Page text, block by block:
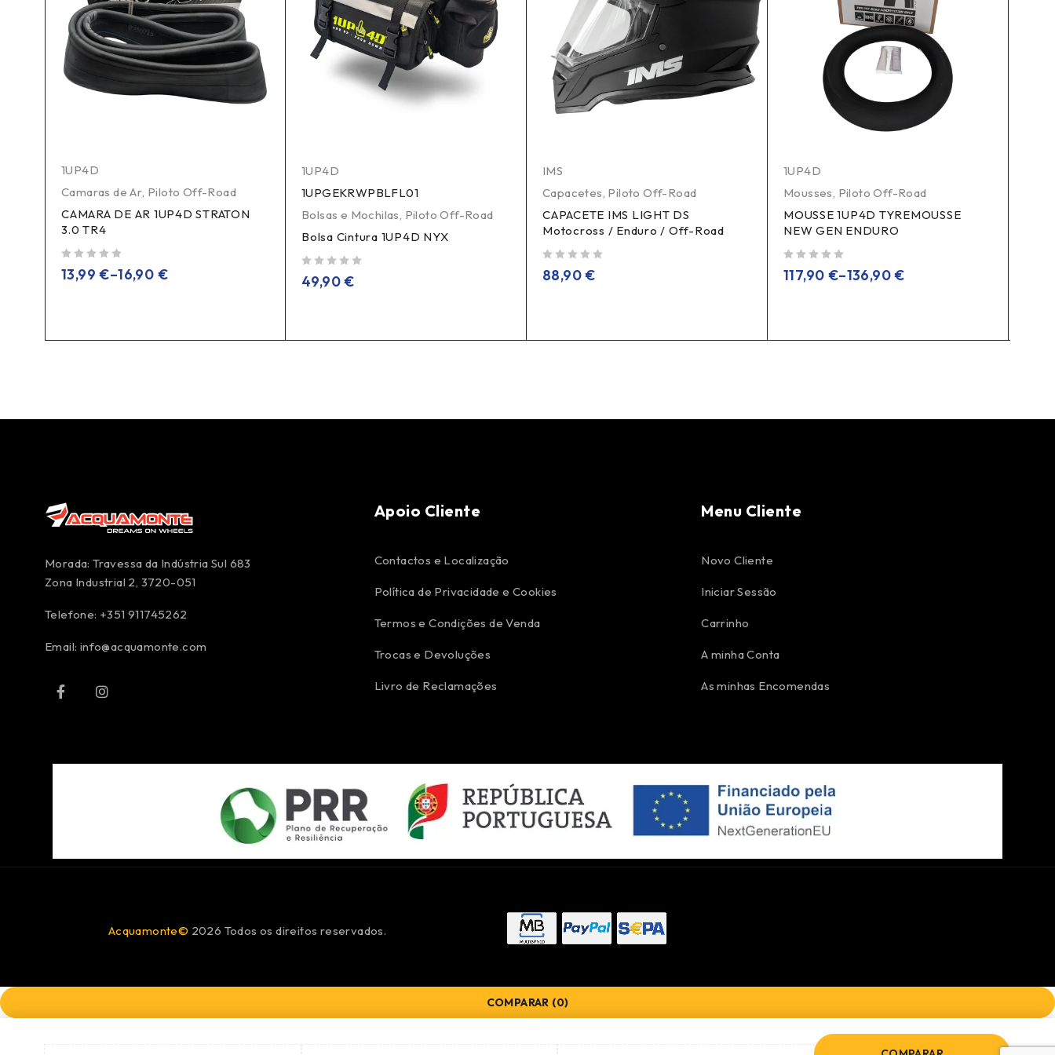
1UP4D
Camaras de Ar, Piloto Off-Road
CAMARA DE AR 1UP4D STRATON
3.0 TR4
13,99€–16,90 €
1UP4D
1UPGEKRWPBLFL01
Bolsas e Mochilas, Piloto Off-Road
Bolsa Cintura 1UP4D NYX
49,90€
IMS
Capacetes, Piloto Off-Road
CAPACETE IMS LIGHT DS
Motocross / Enduro / Off-Road
88,90€
1UP4D
Mousses, Piloto Off-Road
MOUSSE 1UP4D TYREMOUSSE
NEW GEN ENDURO
117,90 €–136,90€
Morada: Travessa da Indústria Sul 683
Zona Industrial 2, 3720-051
Telefone: +351 911745262
Email: info@acquamonte.com
Apoio Cliente
Contactos e Localização
Política de Privacidade e Cookies
Termos e Condições de Venda
Trocas e Devoluções
Livro de Reclamações
Menu Cliente
Novo Cliente
Iniciar Sessão
Carrinho
A minha Conta
As minhas Encomendas
Acquamonte© 2026 Todos os direitos reservados.
COMPARAR (0)